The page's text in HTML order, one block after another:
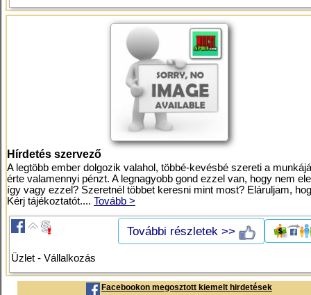
Hírdetés szervező
A legtöbb ember dolgozik valahol, többé-kevésbé szereti a
érte valamennyi pénzt. A legnagyobb gond ezzel van, hogy nem
így vagy ezzel? Szeretnél többet keresni mint most? Eláruljam,
Kérj tájékoztatót.... Tovább >
További részletek >>
Üzlet - Vállalkozás
Facebookon megosztott kiemelt hirdetések